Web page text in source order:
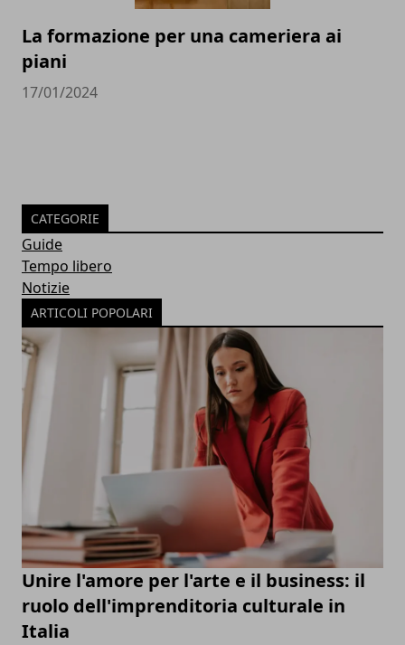
La formazione per una cameriera ai
piani
17/01/2024
CATEGORIE
Guide
Tempo libero
Notizie
ARTICOLI POPOLARI
Unire l'amore per l'arte e il business: il
ruolo dell'imprenditoria culturale in
Italia